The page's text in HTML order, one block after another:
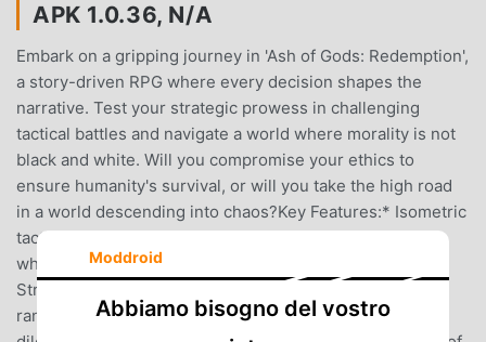
APK 1.0.36, N/A
Embark on a gripping journey in 'Ash of Gods: Redemption',
a story-driven RPG where every decision shapes the
narrative. Test your strategic prowess in challenging
tactical battles and navigate a world where morality is not
black and white. Will you compromise your ethics to
ensure humanity's survival, or will you take the high road
in a world descending into chaos?Key Features:* Isometric
tactical RPG adventure* Choice-driven story-rich game
where your decisions lead to different outcomes*
Strategic turn-based combat without dice rolls and
random* Survive in a crumbling world, face moral
Moddroid
Abbiamo bisogno del vostro